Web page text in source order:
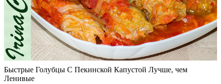
Быстрые Голубцы С Пекинской Капустой Лучше, чем
Ленивые